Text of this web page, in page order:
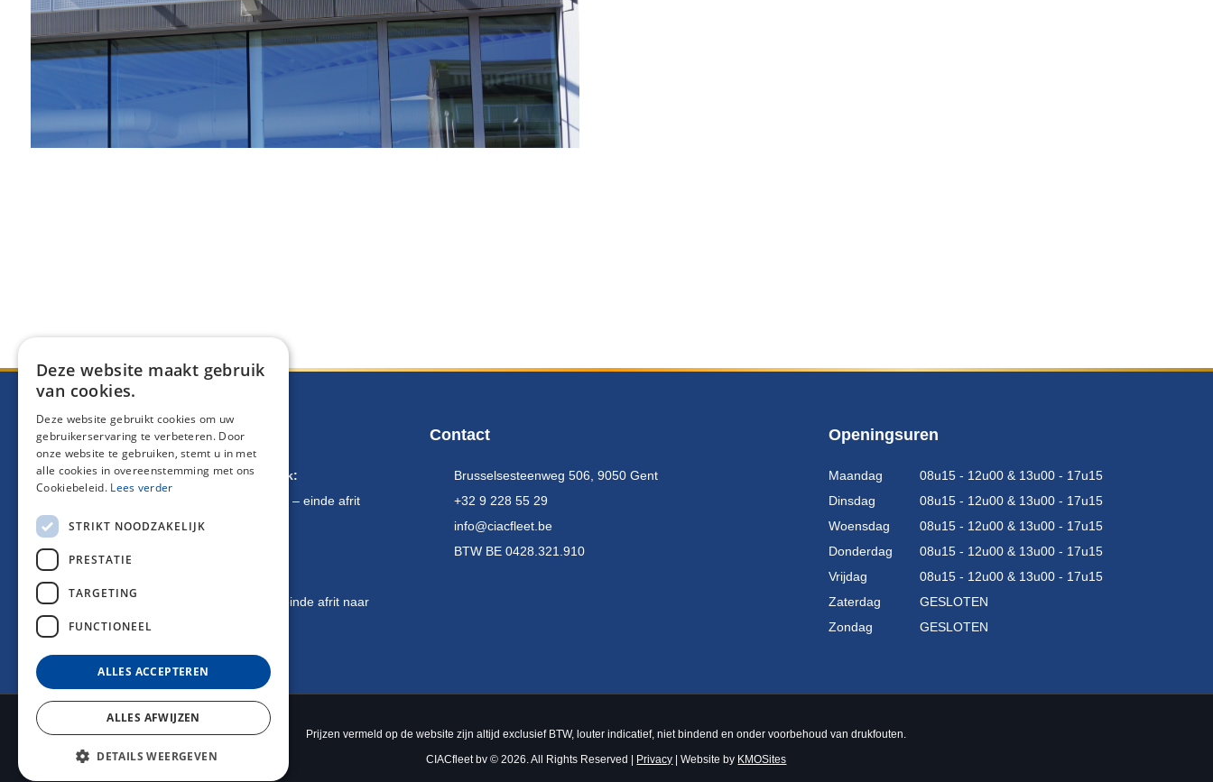
Routebeschrijving
Komende van Brussel / Oostende / Kortrijk:
E17 richting Antwerpen – afrit 10 Gentbrugge – einde afrit
naar links – 1 km verder op uw linkerkant
E17 richting Kortrijk – afrit 10 Gentbrugge – einde afrit naar
links 1 km verder op uw linkerkant
Contact
Brusselsesteenweg 506, 9050 Gent
+32 9 228 55 29
info@ciacfleet.be
BTW BE 0428.321.910
Openingsuren
Maandag
08u15 - 12u00 & 13u00 - 17u15
Dinsdag
08u15 - 12u00 & 13u00 - 17u15
Woensdag
08u15 - 12u00 & 13u00 - 17u15
Donderdag
08u15 - 12u00 & 13u00 - 17u15
Vrijdag
08u15 - 12u00 & 13u00 - 17u15
Zaterdag
GESLOTEN
Zondag
GESLOTEN
Prijzen vermeld op de website zijn altijd exclusief BTW, louter indicatief, niet bindend en onder voorbehoud van drukfouten.
CIACfleet bv © 2026. All Rights Reserved |
Privacy | Website by KMOSites
Deze website maakt gebruik
van cookies.
Deze website gebruikt cookies om uw
gebruikerservaring te verbeteren. Door
onze website te gebruiken, stemt u in met
alle cookies in overeenstemming met ons
Cookiebeleid. Lees verder
STRIKT NOODZAKELIJK
PRESTATIE
TARGETING
FUNCTIONEEL
ALLES ACCEPTEREN
ALLES AFWIJZEN
DETAILS WEERGEVEN